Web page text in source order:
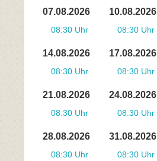
07.08.2026
08:30 Uhr
10.08.2026
08:30 Uhr
14.08.2026
08:30 Uhr
17.08.2026
08:30 Uhr
21.08.2026
08:30 Uhr
24.08.2026
08:30 Uhr
28.08.2026
08:30 Uhr
31.08.2026
08:30 Uhr